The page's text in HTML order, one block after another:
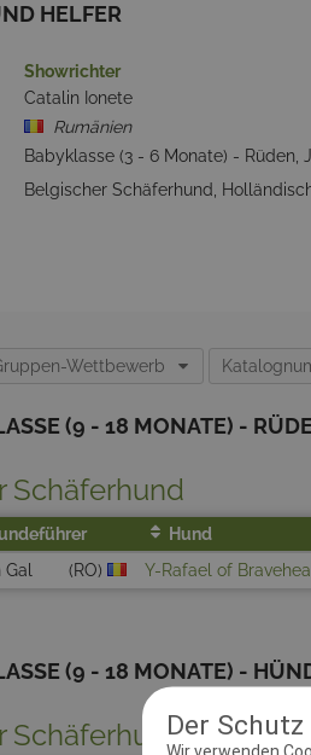
Der
HELFER
Showrichter
Catalin Ionete
Rumänien
Wettbewerb
(9 - 18 MONATE) -
Schäferhund
Hund
(RO) Y-Rafael of
(9 - 18 MONATE) -
Schäferhund